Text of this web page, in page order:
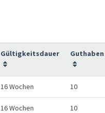
Gültigkeitsdauer Guthaben
16 Wochen 10
16 Wochen 10